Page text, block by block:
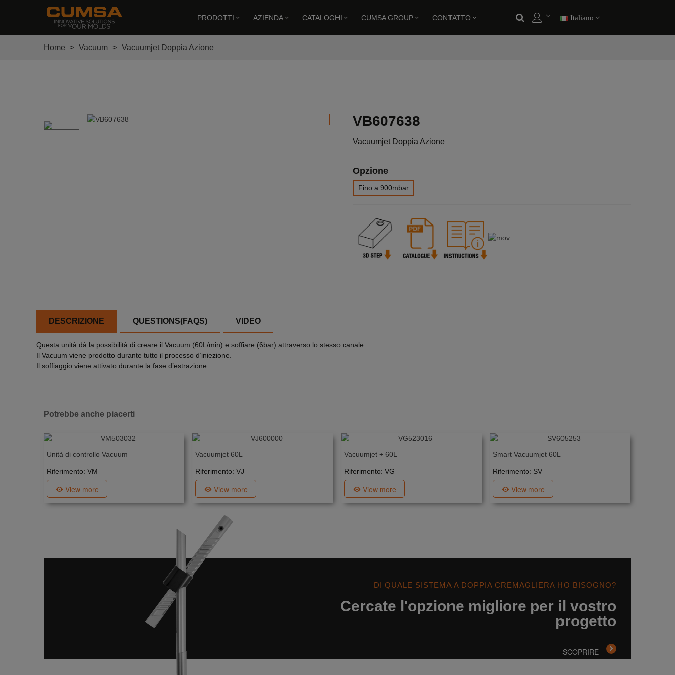
PRODOTTI AZIENDA CATALOGHI CUMSA GROUP CONTATTO Italiano
Home > Vacuum > Vacuumjet Doppia Azione
VB607638
Vacuumjet Doppia Azione
Opzione
Fino a 900mbar
DESCRIZIONE QUESTIONS(FAQS) VIDEO
Questa unità dà la possibilità di creare il Vacuum (60L/min) e soffiare (6bar) attraverso lo stesso canale.
Il Vacuum viene prodotto durante tutto il processo d’iniezione.
Il soffiaggio viene attivato durante la fase d’estrazione.
Potrebbe anche piacerti
Unità di controllo Vacuum
Riferimento: VM
View more
Vacuumjet 60L
Riferimento: VJ
View more
Vacuumjet + 60L
Riferimento: VG
View more
Smart Vacuumjet 60L
Riferimento: SV
View more
DI QUALE SISTEMA A DOPPIA CREMAGLIERA HO BISOGNO?
Cercate l'opzione migliore per il vostro
progetto
SCOPRIRE